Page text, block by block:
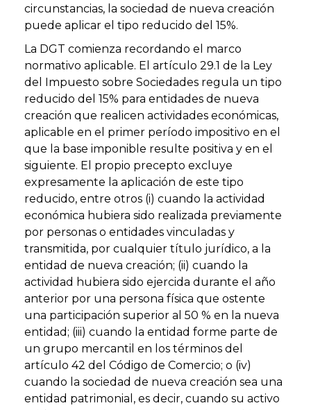
circunstancias, la sociedad de nueva creación
puede aplicar el tipo reducido del 15%.
La DGT comienza recordando el marco
normativo aplicable. El artículo 29.1 de la Ley
del Impuesto sobre Sociedades regula un tipo
reducido del 15% para entidades de nueva
creación que realicen actividades económicas,
aplicable en el primer período impositivo en el
que la base imponible resulte positiva y en el
siguiente. El propio precepto excluye
expresamente la aplicación de este tipo
reducido, entre otros (i) cuando la actividad
económica hubiera sido realizada previamente
por personas o entidades vinculadas y
transmitida, por cualquier título jurídico, a la
entidad de nueva creación; (ii) cuando la
actividad hubiera sido ejercida durante el año
anterior por una persona física que ostente
una participación superior al 50 % en la nueva
entidad; (iii) cuando la entidad forme parte de
un grupo mercantil en los términos del
artículo 42 del Código de Comercio; o (iv)
cuando la sociedad de nueva creación sea una
entidad patrimonial, es decir, cuando su activo